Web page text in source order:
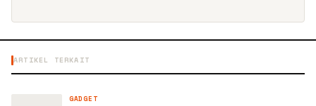
ARTIKEL TERKAIT
GADGET